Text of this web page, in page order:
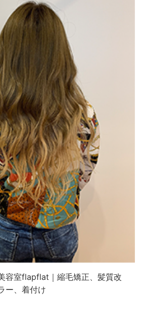
容室flapflat｜縮毛矯正、髪質改
ー、着付け